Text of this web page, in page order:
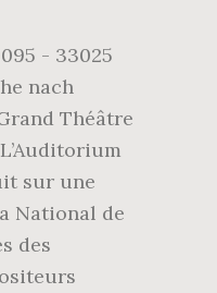
- 33025
nach
Théâtre
sur une
National de
des